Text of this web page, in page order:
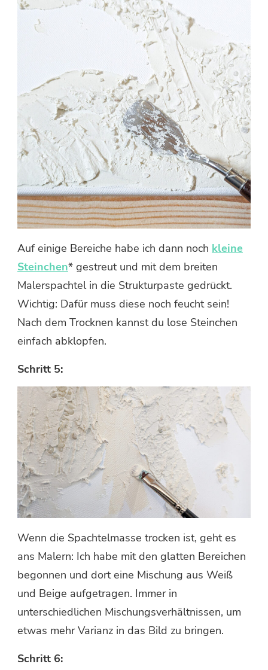
Auf einige Bereiche habe ich dann noch kleine
Steinchen* gestreut und mit dem breiten
Malerspachtel in die Strukturpaste gedrückt.
Wichtig: Dafür muss diese noch feucht sein!
Nach dem Trocknen kannst du lose Steinchen
einfach abklopfen.
Schritt 5:
Wenn die Spachtelmasse trocken ist, geht es
ans Malern: Ich habe mit den glatten Bereichen
begonnen und dort eine Mischung aus Weiß
und Beige aufgetragen. Immer in
unterschiedlichen Mischungsverhältnissen, um
etwas mehr Varianz in das Bild zu bringen.
Schritt 6: